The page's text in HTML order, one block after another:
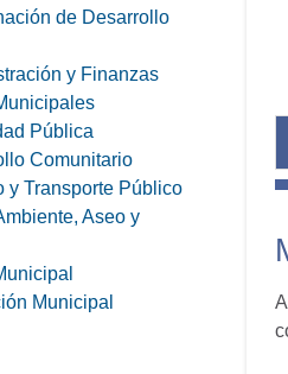
de Desarrollo
y Finanzas
Pública
Comunitario
y Transporte Público
Aseo y
Municipal